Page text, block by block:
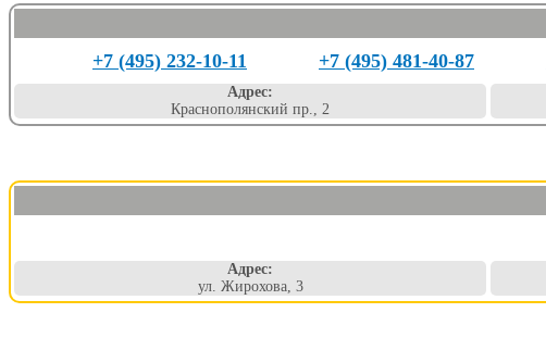
+7 (495) 232-10-11 +7 (495) 481-40-87
Адрес:
Краснополянский пр., 2
Адрес:
ул. Жирохова, 3